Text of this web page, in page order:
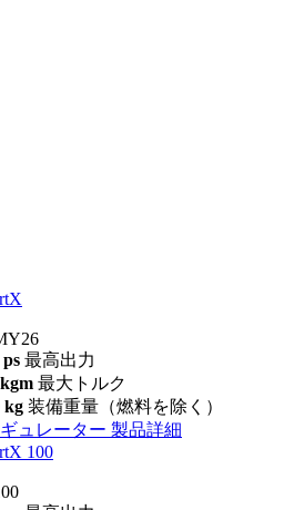
ps 最高出力
最大トルク
kg 装備重量（燃料を除く）
ュレーター 製品詳細
100